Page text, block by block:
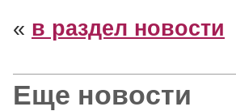
« в раздел новости
Еще новости